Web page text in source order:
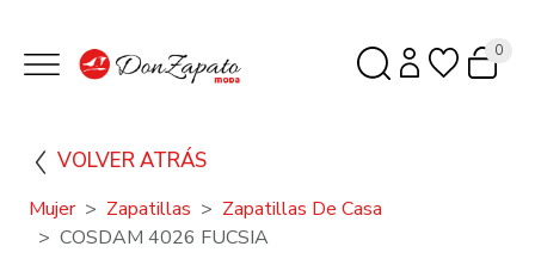
0
VOLVER ATRÁS
Mujer Zapatillas
Zapatillas De Casa
COSDAM 4026 FUCSIA